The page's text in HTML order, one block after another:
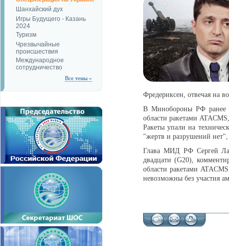
Шанхайский дух
Игры Будущего - Казань
2024
Туризм
Чрезвычайные
происшествия
Международное
сотрудничество
Все темы »
Фредериксен, отвечая на
В Минобороны РФ ранее
области ракетами
Ракеты упали на
"жертв и разрушений
Глава МИД РФ Сергей
двадцати (G20),
области ракетами
невозможны без участия